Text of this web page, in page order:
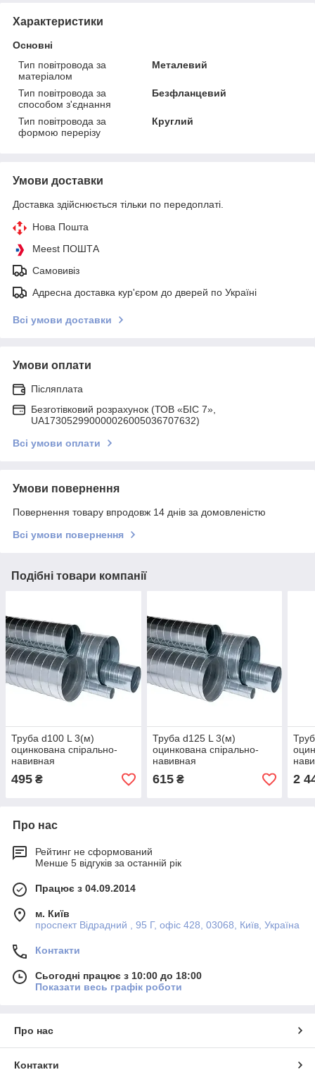
Характеристики
Основні
Тип повітровода за
матеріалом
Металевий
Тип повітровода за
способом з'єднання
Безфланцевий
Тип повітровода за
формою перерізу
Круглий
Умови доставки
Доставка здійснюється тільки по передоплаті.
Нова Пошта
Meest ПОШТА
Самовивіз
Адресна доставка кур'єром до дверей по Україні
Всі умови доставки
Умови оплати
Післяплата
Безготівковий розрахунок (ТОВ «БІС 7»,
UA173052990000026005036707632)
Всі умови оплати
Умови повернення
Повернення товару впродовж 14 днів за домовленістю
Всі умови повернення
Подібні товари компанії
Труба d100 L 3(м)
оцинкована спірально-
навивная
495 ₴
Труба d125 L 3(м)
оцинкована спірально-
навивная
615₴ 2
Про нас
Рейтинг не сформований
Менше 5 відгуків за останній рік
Працює з 04.09.2014
м. Київ
проспект Відрадний , 95 Г, офіс 428, 03068, Київ, Україна
Контакти
Сьогодні працює з 10:00 до 18:00
Показати весь графік роботи
Про нас
Контакти